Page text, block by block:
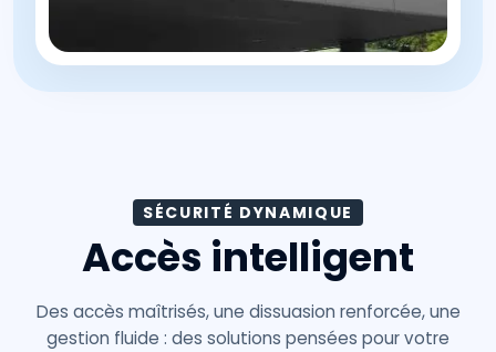
SÉCURITÉ DYNAMIQUE
Accès intelligent
Des accès maîtrisés, une dissuasion renforcée, une
gestion fluide : des solutions pensées pour votre